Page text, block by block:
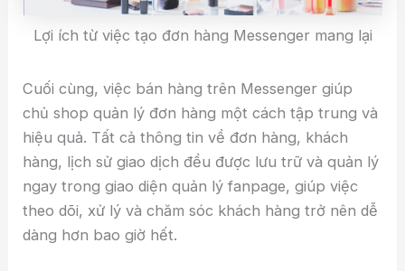
Lợi ích từ việc tạo đơn hàng Messenger mang lại
Cuối cùng, việc bán hàng trên Messenger giúp
chủ shop quản lý đơn hàng một cách tập trung và
hiệu quả. Tất cả thông tin về đơn hàng, khách
hàng, lịch sử giao dịch đều được lưu trữ và quản lý
ngay trong giao diện quản lý fanpage, giúp việc
theo dõi, xử lý và chăm sóc khách hàng trở nên dễ
dàng hơn bao giờ hết.